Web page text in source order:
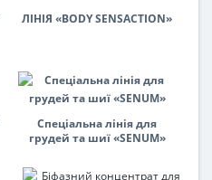
ЛІНІЯ «BODY SENSACTION»
Спеціальна лінія для
грудей та шиї «SENUM»